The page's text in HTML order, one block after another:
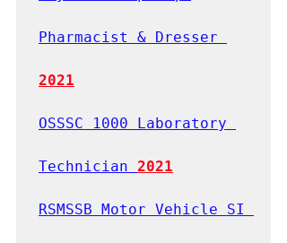
2021
OSSSC 1000 Laboratory
Technician 2021
RSMSSB Motor Vehicle SI